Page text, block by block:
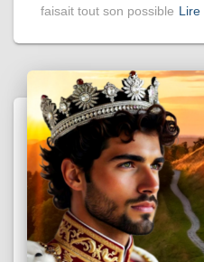
faisait tout son possible Lire